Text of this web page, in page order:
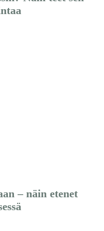
– näin etenet